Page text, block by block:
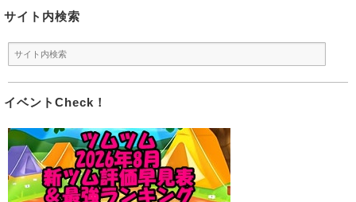
サイト内検索
イベントCheck！